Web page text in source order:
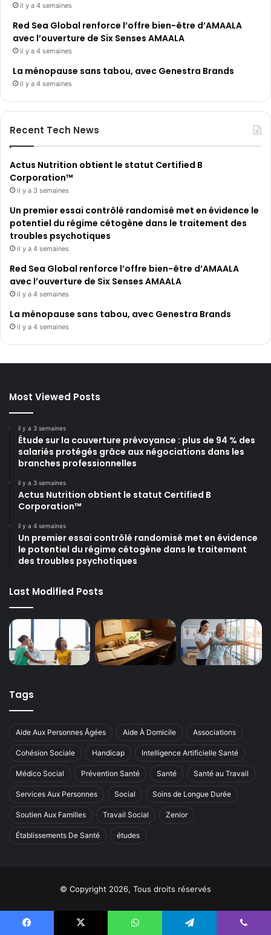
il y a 4 semaines
Red Sea Global renforce l’offre bien-être d’AMAALA
avec l’ouverture de Six Senses AMAALA
il y a 4 semaines
La ménopause sans tabou, avec Genestra Brands
il y a 4 semaines
Recent Tech News
Actus Nutrition obtient le statut Certified B
Corporation™
il y a 3 semaines
Un premier essai contrôlé randomisé met en évidence le
potentiel du régime cétogène dans le traitement des
troubles psychotiques
il y a 4 semaines
Red Sea Global renforce l’offre bien-être d’AMAALA
avec l’ouverture de Six Senses AMAALA
il y a 4 semaines
La ménopause sans tabou, avec Genestra Brands
il y a 4 semaines
Most Viewed Posts
il y a 3 semaines
Étude sur la couverture prévoyance : plus de 94 % des
salariés protégés grâce aux négociations dans les
branches professionnelles
il y a 3 semaines
Actus Nutrition obtient le statut Certified B
Corporation™
il y a 4 semaines
Un premier essai contrôlé randomisé met en évidence
le potentiel du régime cétogène dans le traitement
des troubles psychotiques
Last Modified Posts
Tags
Aide Aux Personnes Âgées Aide À Domicile Associations
Cohésion Sociale Handicap Intelligence Artificielle Santé
Médico Social Prévention Santé Santé Santé au Travail
Services Aux Personnes Social Soins de Longue Durée
Soutien Aux Familles Travail Social Zenior
Établissements De Santé études
© Copyright 2026, Tous droits réservés